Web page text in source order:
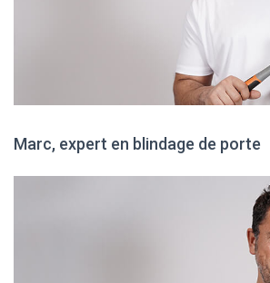
Marc, expert en blindage de porte